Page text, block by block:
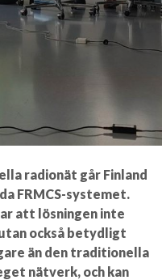
radionät går Finland
FRMCS-systemet.
att lösningen inte
också betydligt
än den traditionella
nätverk, och kan